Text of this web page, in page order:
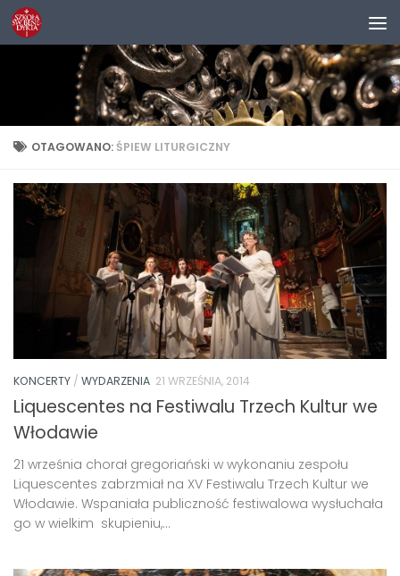
Przejdź do treści
OTAGOWANO:ŚPIEW LITURGICZNY
KONCERTY / WYDARZENIA 21 WRZEŚNIA, 2014
Liquescentes na Festiwalu Trzech Kultur we
Włodawie
21 września chorał gregoriański w wykonaniu zespołu
Liquescentes zabrzmiał na XV Festiwalu Trzech Kultur we
Włodawie. Wspaniała publiczność festiwalowa wysłuchała
go w wielkim skupieniu,...